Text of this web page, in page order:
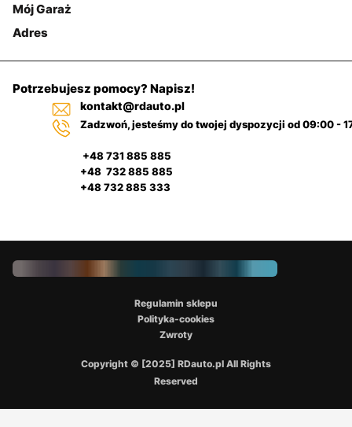
Mój Garaż
Adres
Potrzebujesz pomocy? Napisz!
kontakt@rdauto.pl
Zadzwoń, jesteśmy do twojej dyspozycji od 09:00 -
+48 731 885 885
+48 732 885 885
+48 732 885 333
Copyright © [2025] RDauto.pl All Rights
Reserved
Regulamin sklepu
Polityka-cookies
Zwroty